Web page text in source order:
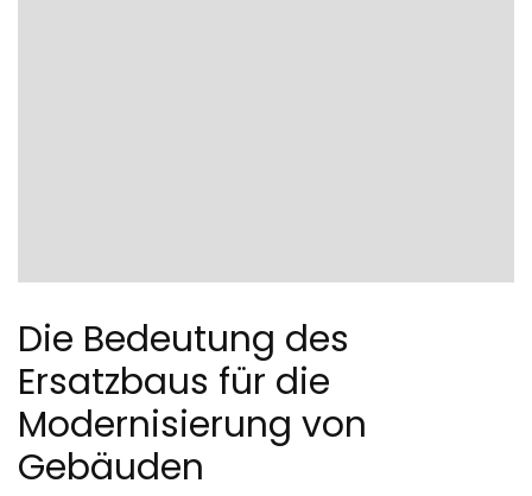
Die Bedeutung des
Ersatzbaus für die
Modernisierung von
Gebäuden